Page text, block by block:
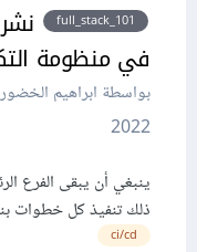
full_stack_101
في منظومة
بواسطة ابراهيم
2022
ينبغي أن يبقى الفرع
ذلك تنفيذ كل خطوات
ci/cd